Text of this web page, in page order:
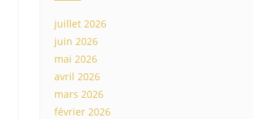
juillet 2026
juin 2026
mai 2026
avril 2026
mars 2026
février 2026